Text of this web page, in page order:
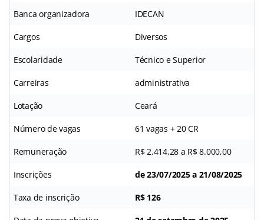
Banca organizadora IDECAN
Cargos Diversos
Escolaridade Técnico e Superior
Carreiras administrativa
Lotação Ceará
Número de vagas 61 vagas + 20 CR
Remuneração R$ 2.414,28 a R$ 8.000,00
Inscrições de 23/07/2025 a 21/08/2025
Taxa de inscrição R$ 126